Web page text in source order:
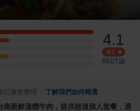
4.1
4.1
8則評論
記彙整整理 了解我們如何精選
南新鮮溫體牛肉，提供超值個人套餐，適